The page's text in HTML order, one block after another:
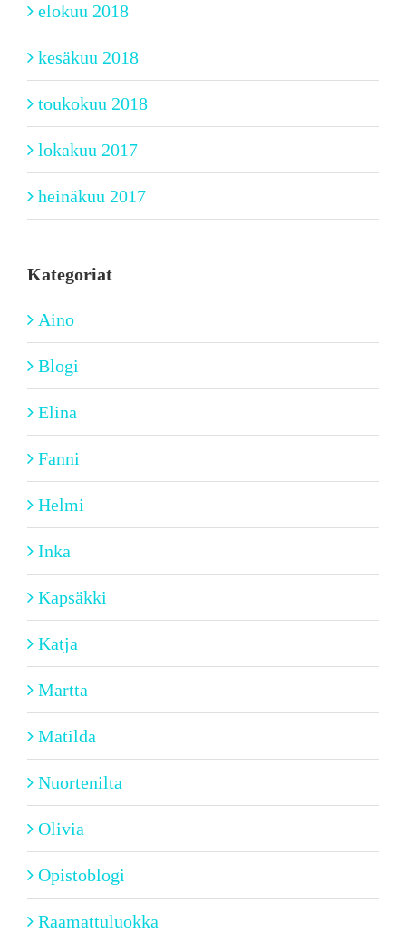
elokuu 2018
kesäkuu 2018
toukokuu 2018
lokakuu 2017
heinäkuu 2017
Kategoriat
Aino
Blogi
Elina
Fanni
Helmi
Inka
Kapsäkki
Katja
Martta
Matilda
Nuortenilta
Olivia
Opistoblogi
Raamattuluokka